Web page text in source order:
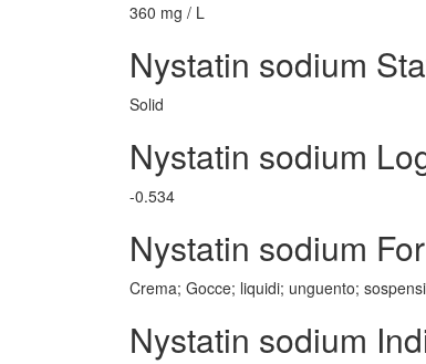
360 mg / L
Nystatin sodium
Solid
Nystatin sodium
-0.534
Nystatin sodium
Crema; Gocce; liquidi; unguento;
Nystatin sodium